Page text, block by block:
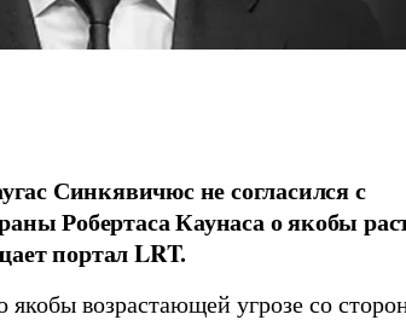
Синкявичюс не согласился с
Робертаса Каунаса о якобы
портал LRT.
якобы возрастающей угрозе со